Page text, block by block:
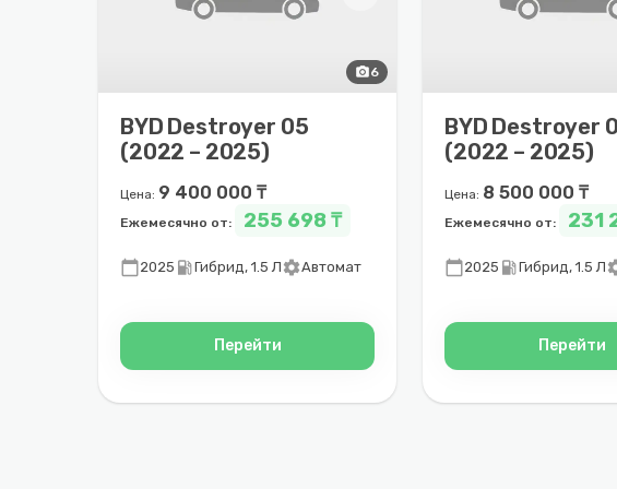
photo_camera6
BYD Destroyer 05
(2022 – 2025)
Цена: 9 400 000 ₸
Ежемесячно от: 255 698 ₸
calendar_today2025 local_gas_stationГибрид, 1.5 Л settingsАвтомат
Перейти
BYD Destroyer
(2022 – 2025)
Цена: 8 500 000 ₸
Ежемесячно от: 231
calendar_today2025 local_gas_stationГибрид, 1.5 Л
Перейти